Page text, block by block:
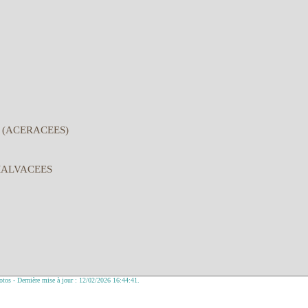
- Dernière mise à jour : 12/02/2026 16:44:41.